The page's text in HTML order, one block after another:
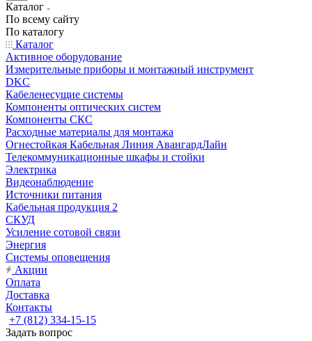
Каталог
По всему сайту
По каталогу
Каталог
Активное оборудование
Измерительные приборы и монтажный инструмент
DKC
Кабеленесущие системы
Компоненты оптических систем
Компоненты СКС
Расходные материалы для монтажа
Огнестойкая Кабельная Линия АвангардЛайн
Телекоммуникационные шкафы и стойки
Электрика
Видеонаблюдение
Источники питания
Кабельная продукция 2
СКУД
Усиление сотовой связи
Энергия
Системы оповещения
Акции
Оплата
Доставка
Контакты
+7 (812) 334-15-15
Задать вопрос